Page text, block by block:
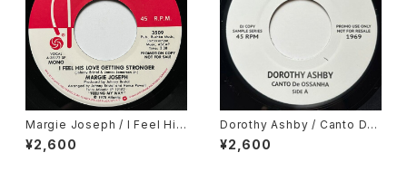
Margie Joseph / I Feel His
Love Getting Stronger
¥2,600
Dorothy Ashby / Canto De
Ossanha, Cause I Need It
¥2,600